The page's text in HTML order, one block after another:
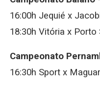
16:00h Jequié x
18:30h Vitória x Porto
Campeonato
16:30h Sport x